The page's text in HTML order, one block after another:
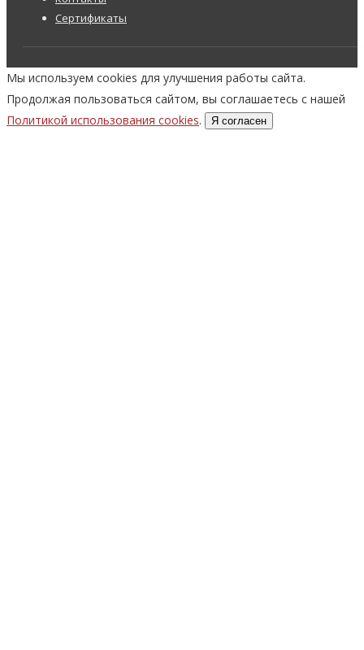
Сертификаты
Мы используем cookies для улучшения работы сайта.
Продолжая пользоваться сайтом, вы соглашаетесь с нашей
Политикой использования cookies. Я согласен